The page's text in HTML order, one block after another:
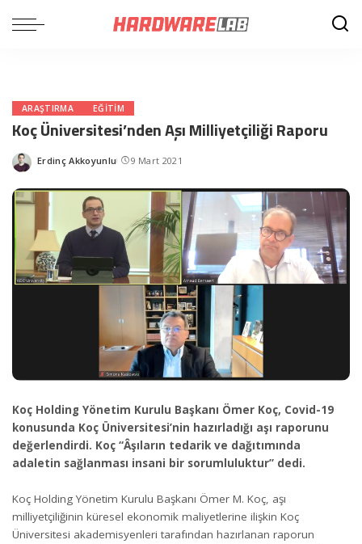
ARAŞTIRMA EĞITIM
Koç Üniversitesi’nden Aşı Milliyetçiliği Raporu
Posted
Erdinç Akkoyunlu 9 Mart 2021
Koç Holding Yönetim Kurulu Başkanı Ömer Koç, Covid-19
konusunda Koç Üniversitesi’nin hazırladığı aşı raporunu
değerlendirdi. Koç “Âşıların tedarik ve dağıtımında
adaletin sağlanması insani bir sorumluluktur” dedi.
Koç Holding Yönetim Kurulu Başkanı Ömer M. Koç, aşı
milliyetçiliğinin küresel ekonomik maliyetlerine ilişkin Koç
Üniversitesi akademisyenleri tarafından hazırlanan raporun